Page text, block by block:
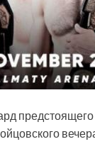
предстоящего